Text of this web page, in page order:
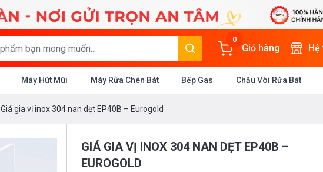
0
Giỏ hàng
Máy Hút Mùi Máy Rửa Chén Bát Bếp Gas Chậu Vòi Rửa Bát
Giá gia vị inox 304 nan dẹt EP40B – Eurogold
GIÁ GIA VỊ INOX 304 NAN DẸT EP40B –
EUROGOLD